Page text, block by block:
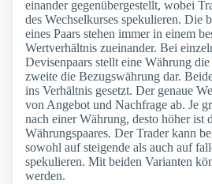
einander gegenübergestellt, wobei
des Wechselkurses spekulieren. Die
eines Paars stehen immer in einem
Wertverhältnis zueinander. Bei
Devisenpaars stellt eine Währung
zweite die Bezugswährung dar.
ins Verhältnis gesetzt. Der genaue
von Angebot und Nachfrage ab. Je
nach einer Währung, desto höher ist
Währungspaares. Der Trader kann
sowohl auf steigende als auch auf
spekulieren. Mit beiden Varianten
werden.